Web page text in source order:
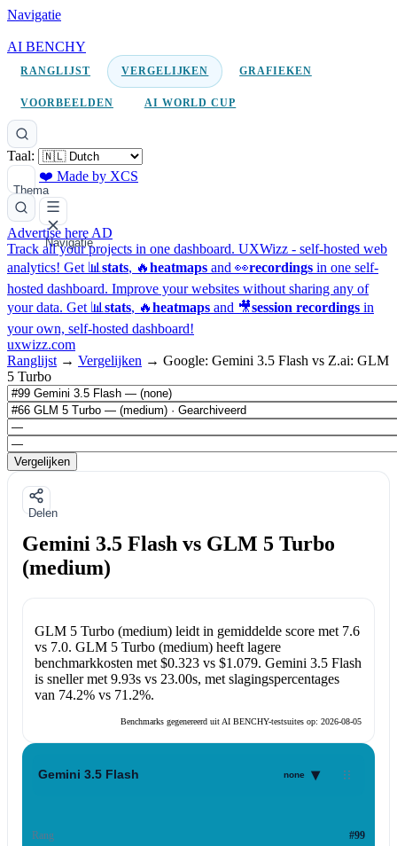
Navigatie
AI BENCHY
RANGLIJST VERGELIJKEN GRAFIEKEN
VOORBEELDEN AI WORLD CUP
Taal:
Thema
❤️ Made by XCS
Navigatie
Advertise here AD
Track all your projects in one dashboard. UXWizz - self-hosted web
analytics! Get 📊 stats, 🔥heatmaps and 👀recordings in one self-
hosted dashboard. Improve your websites without sharing any of
your data. Get 📊 stats, 🔥heatmaps and 🎥session recordings in
your own, self-hosted dashboard!
uxwizz.com
Ranglijst → Vergelijken → Google: Gemini 3.5 Flash vs Z.ai: GLM
5 Turbo
Vergelijken
Delen
Gemini 3.5 Flash vs GLM 5 Turbo
(medium)
GLM 5 Turbo (medium)leidt in gemiddelde score met 7.6
vs 7.0. GLM 5 Turbo (medium)heeft lagere
benchmarkkosten met $0.323vs $1.079. Gemini 3.5 Flash
is sneller met 9.93svs 23.00s, met slagingspercentages
van 74.2%vs 71.2%.
Benchmarks gegenereerd uit AI BENCHY-testsuites op: 2026-08-05
Gemini 3.5 Flash none ▾
Rang #99